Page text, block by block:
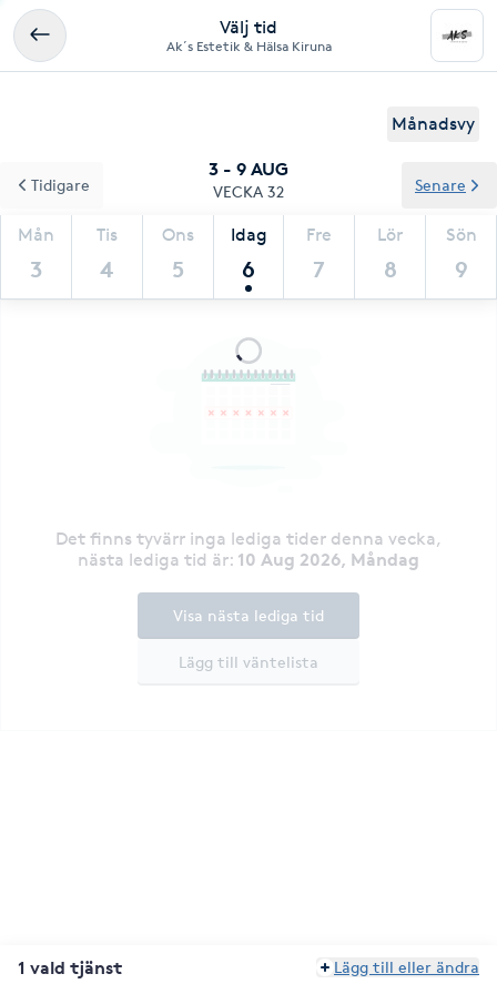
Välj tid
Ak´s Estetik & Hälsa Kiruna
Månadsvy
3 - 9 AUG
VECKA 32
Mån
3
Tis
4
Ons
5
Idag
6
Fre
7
Lör
8
Sön
9
Tidigare Senare
Det finns tyvärr inga lediga tider denna vecka,
nästa lediga tid är: 10 Aug 2026, Måndag
Lägg till väntelista
Visa nästa lediga tid
1 vald tjänst Lägg till eller ändra